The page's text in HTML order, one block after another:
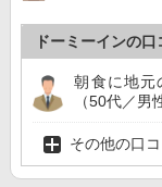
ドーミーインの口
朝食に地元
（50代／男
その他の口